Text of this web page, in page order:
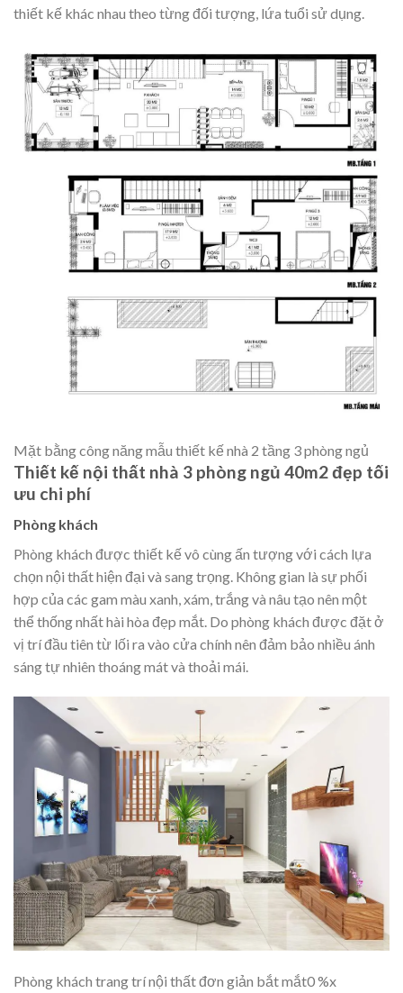
thiết kế khác nhau theo từng đối tượng, lứa tuổi sử dụng.
Mặt bằng công năng mẫu thiết kế nhà 2 tầng 3 phòng ngủ
Thiết kế nội thất nhà 3 phòng ngủ 40m2 đẹp tối
ưu chi phí
Phòng khách
Phòng khách được thiết kế vô cùng ấn tượng với cách lựa
chọn nội thất hiện đại và sang trọng. Không gian là sự phối
hợp của các gam màu xanh, xám, trắng và nâu tạo nên một
thể thống nhất hài hòa đẹp mắt. Do phòng khách được đặt ở
vị trí đầu tiên từ lối ra vào cửa chính nên đảm bảo nhiều ánh
sáng tự nhiên thoáng mát và thoải mái.
Phòng khách trang trí nội thất đơn giản bắt mắt0 %x